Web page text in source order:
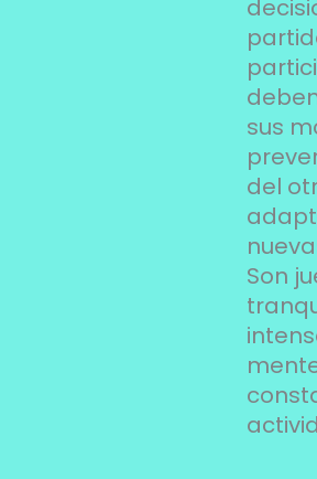
sus
del
Son